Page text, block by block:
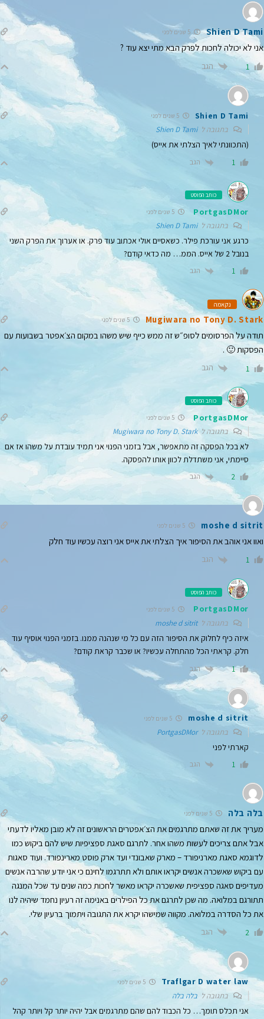
Shien D Tami 5 שנים לפני
אני לא יכולה לחכות לפרק הבא מתי יצא עוד ?
1 הגב
Shien D Tami 5 שנים לפני
בתגובה לShien D Tami
(התכוונתי לאיך הצלתי את אייס)
1 הגב
כותב הפוסט
PortgasDMor
בתגובה לShien D Tami
כרגע אני עורכת פילר. כשאסיים אולי אכתוב עוד פרק. או אערוך את הפרק השני
בנובל 2 של אייס. הממ… מה כדאי קודם?
1 הגב
נקאמה
Mugiwara no Tony D. Stark 5 שנים לפני
תודה על הפרסומים לסופ״ש זה ממש כייף שיש משהו במקום הצ׳אפטר בשבועות עם
הפסקות 🙂 .
1 הגב
כותב הפוסט
PortgasDMor
בתגובה לMugiwara no Tony D. Stark
לא בכל הפסקה זה מתאפשר, אבל בזמני הפנוי אני תמיד עובדת על משהו אז אם
סיימתי, אני משתדלת לכוון אותו להפסקה.
2 הגב
moshe d sitrit
ואוו אני אוהב את הסיפור איך הצלתי את אייס אני רוצה עכשיו עוד חלק
1 הגב
כותב הפוסט
PortgasDMor
בתגובה לmoshe d sitrit
איזה כיף לחלוק את הסיפור הזה עם כל מי שנהנה ממנו. בזמני הפנוי אוסיף עוד
חלק. קראתי הכל מהתחלה עכשיו? או שכבר קראת קודם?
1 הגב
moshe d sitrit
בתגובה לPortgasDMor
קארתי לפני
1 הגב
בלה בלה
מעריך את זה שאתם מתרגמים את הצ׳אפטרים הראשונים זה לא מובן מאליו לדעתי
אבל אתם צריכים לעשות משהו אחר. לתרגם סאגת ספציפיות שיש להם ביקוש כמו
לדוגמא סאגת מארניפורד – מארק שאבונדי ועד ארק פוסט מארינפורד. ועוד סאגות
עם ביקוש שאשכרה אנשים יקראו אותם ולא תתרגמו לחינם כי אני יודע שהרבה אנשים
מעדיפים סאגה ספציפית שאשכרה יקראו מאשר לחכות כמה שנים עד שכל המנגה
תתורגם במלואה. מה שכן לתרגם את כל הפילרים באנימה זה רעיון נחמד שיהיה לנו
את כל הסדרה במלואה. מקווה שמישהו יקרא את התגובה ויתמוך ברעיון שלי.
2 הגב
Traflgar D water law
בתגובה ל בלה בלה
אני תכלס תומך… כל הכבוד להם שהם מתרגמים אבל יהיה יותר קל ויותר קהל